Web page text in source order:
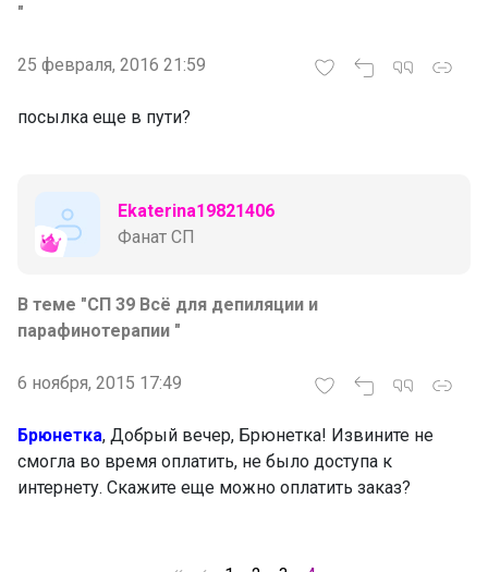
"
25 февраля, 2016 21:59
посылка еще в пути?
Ekaterina19821406
Фанат СП
В теме "СП 39 Всё для депиляции и
парафинотерапии "
6 ноября, 2015 17:49
Брюнетка, Добрый вечер, Брюнетка! Извините не
смогла во время оплатить, не было доступа к
интернету. Скажите еще можно оплатить заказ?